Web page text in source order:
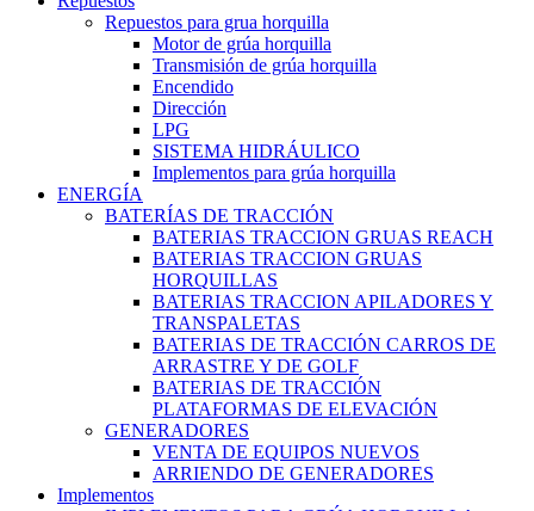
Repuestos para grua horquilla
Motor de grúa horquilla
Transmisión de grúa horquilla
Encendido
Dirección
LPG
SISTEMA HIDRÁULICO
Implementos para grúa horquilla
ENERGÍA
BATERÍAS DE TRACCIÓN
BATERIAS TRACCION GRUAS REACH
BATERIAS TRACCION GRUAS
HORQUILLAS
BATERIAS TRACCION APILADORES Y
TRANSPALETAS
BATERIAS DE TRACCIÓN CARROS DE
ARRASTRE Y DE GOLF
BATERIAS DE TRACCIÓN
PLATAFORMAS DE ELEVACIÓN
GENERADORES
VENTA DE EQUIPOS NUEVOS
ARRIENDO DE GENERADORES
Implementos